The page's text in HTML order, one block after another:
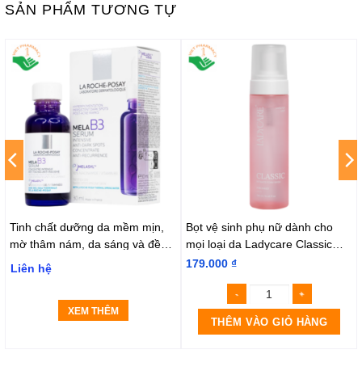
SẢN PHẨM TƯƠNG TỰ
Tinh chất dưỡng da mềm mịn,
mờ thâm nám, da sáng và đều
màu La Roche-Posay Mela B3 (
Hộp 30ml)
Liên hệ
XEM THÊM
Bọt vệ sinh phụ nữ dành cho
mọi loại da Ladycare Classic
190ml
179.000 ₫
THÊM VÀO GIỎ HÀNG